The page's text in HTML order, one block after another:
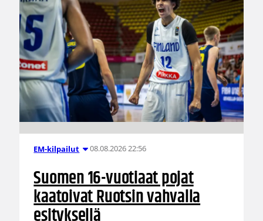
EM-kilpailut 08.08.2026 22:56
Suomen 16-vuotiaat pojat
kaatoivat Ruotsin vahvalla